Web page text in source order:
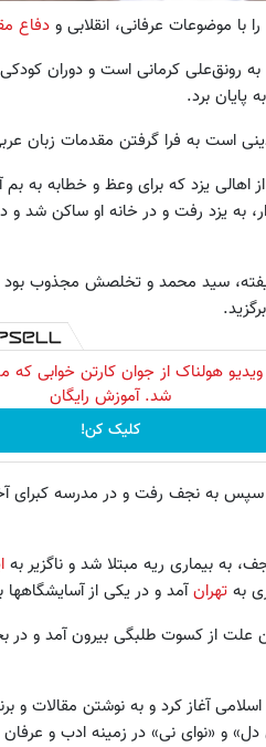
موضوعات عرفانی، انقلابی و دفاع
رونق‌علی کرمانی است و دوران
پایان برد.
است به فرا گرفتن مقدمات زبان
یزد که برای وعظ و خطابه به بم
به یزد رفت و در خانه او ساکن شد و
شیفته، سید محمد و تخلصش مجذوب
ویدیو هولناک از جوان کارتن خوابی که
شد. آموزش رایگان
کلیک کن!
به نجف رفت و در مدرسه کبرای
بیماری ریه مبتلا شد و ناگزیر به
به تهرانآمد و در یکی از
علت از کسوت طلبگی بیرون آمد و
آغاز کرد و به نوشتن مقالات و
دل» و «نوای نی» در زمینه ادب و